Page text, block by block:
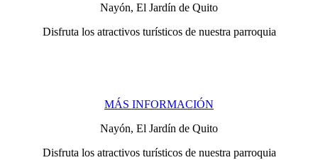
Nayón, El Jardín de Quito
Disfruta los atractivos turísticos de nuestra parroquia
MÁS INFORMACIÓN
Nayón, El Jardín de Quito
Disfruta los atractivos turísticos de nuestra parroquia